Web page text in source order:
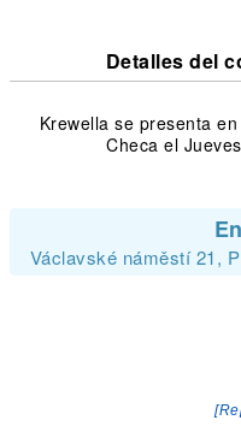
Detalles del
Krewella se presenta
Checa el
Václavské náměstí 21,